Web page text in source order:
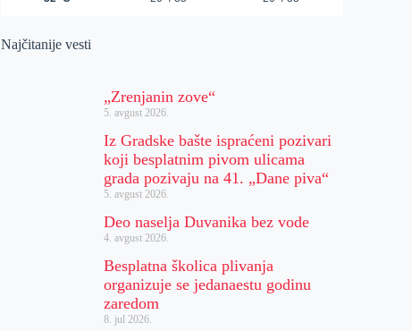
Najčitanije vesti
„Zrenjanin zove“
5. avgust 2026.
Iz Gradske bašte ispraćeni pozivari
koji besplatnim pivom ulicama
grada pozivaju na 41. „Dane piva“
5. avgust 2026.
Deo naselja Duvanika bez vode
4. avgust 2026.
Besplatna školica plivanja
organizuje se jedanaestu godinu
zaredom
8. jul 2026.